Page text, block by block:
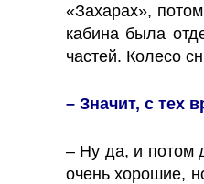
«Захарах»,
кабина была
частей. Колесо
– Значит, с тех
– Ну да, и потом
очень хорошие,